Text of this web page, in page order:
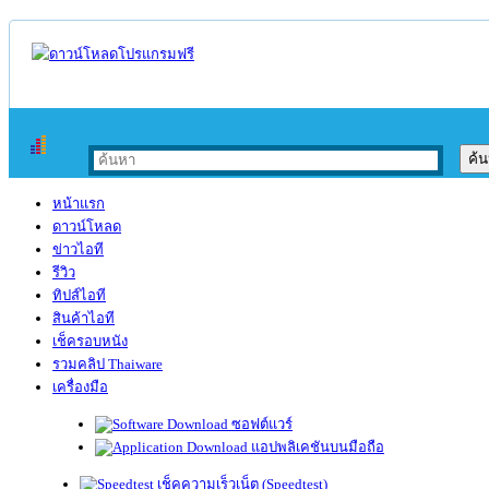
หน้าแรก
ดาวน์โหลด
ข่าวไอที
รีวิว
ทิปส์ไอที
สินค้าไอที
เช็ครอบหนัง
รวมคลิป Thaiware
เครื่องมือ
ซอฟต์แวร์
แอปพลิเคชันบนมือถือ
เช็คความเร็วเน็ต (Speedtest)